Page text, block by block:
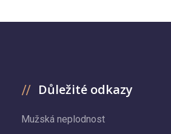
Důležité odkazy
Mužská neplodnost